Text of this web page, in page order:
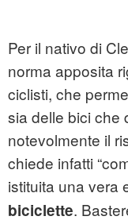
Per il nativo di
norma apposita
ciclisti, che
sia delle bici che
notevolmente il
chiede infatti
istituita una vera
biciclette.